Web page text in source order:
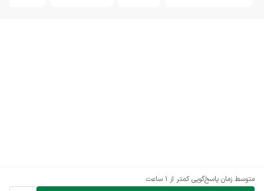
متوسط زمان پاسخ‌گویی کمتر از 1 ساعت